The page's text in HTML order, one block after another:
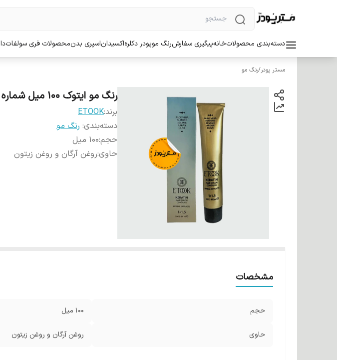
دسته‌بندی محصولاتخانهپیگیری سفارشرنگ موپودر دکلرهاکسیداناسپری بدنمحصولات فری سولفات
مستر پودر/رنگ مو
رنگ مو ایتوک 100 میل شماره 12/51 بلوند بژ فوق العاده روشن
برند:ETOOK
دسته‌بندی: رنگ مو
حجم:100 میل
حاوی:روغن آرگان و روغن زیتون
مشخصات
حجم 100 میل
حاوی روغن آرگان و روغن زیتون